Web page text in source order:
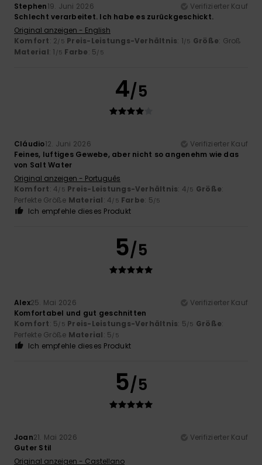
Stephen19. Juni 2026
Verifizierter Kauf
Schlecht verarbeitet. Ich habe es zurückgeschickt.
Original anzeigen - English
Komfort: 2/5 Preis-Leistungs-Verhältnis: 1/5 Größe: Groß
Material: 1 /5 Farbe: 5/5
4/5
Cláudio12. Juni 2026
Verifizierter Kauf
Feines, luftiges Gewebe, aber nicht so angenehm wie das
von Salt Water
Original anzeigen - Português
Komfort: 4/5 Preis-Leistungs-Verhältnis: 4/5 Größe:
Perfekte Größe Material: 4/5 Farbe: 5/5
Ich empfehle dieses Produkt
5/5
Alex25. Mai 2026
Verifizierter Kauf
Komfortabel und gut geschnitten
Komfort: 5/5 Preis-Leistungs-Verhältnis: 5/5 Größe:
Perfekte Größe Material: 5/5
Ich empfehle dieses Produkt
5/5
Joan21. Mai 2026
Verifizierter Kauf
Guter Stil
Original anzeigen - Castellano